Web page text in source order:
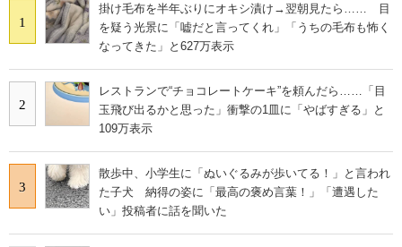
1
掛け毛布を半年ぶりにオキシ漬け→翌朝見たら…… 目
を疑う光景に「嘘だと言ってくれ」「うちの毛布も怖く
なってきた」と627万表示
2
レストランで“チョコレートケーキ”を頼んだら……「目
玉飛び出るかと思った」衝撃の1皿に「やばすぎる」と
109万表示
3
散歩中、小学生に「ぬいぐるみが歩いてる！」と言われ
た子犬 納得の姿に「最高の褒め言葉！」「遭遇した
い」投稿者に話を聞いた